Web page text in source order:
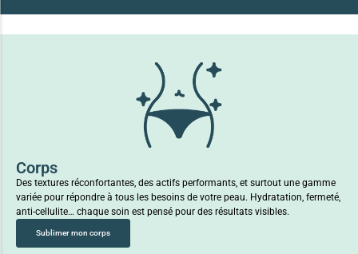
Corps
Des textures réconfortantes, des actifs performants, et surtout une gamme
variée pour répondre à tous les besoins de votre peau. Hydratation, fermeté,
anti-cellulite… chaque soin est pensé pour des résultats visibles.
Sublimer mon corps